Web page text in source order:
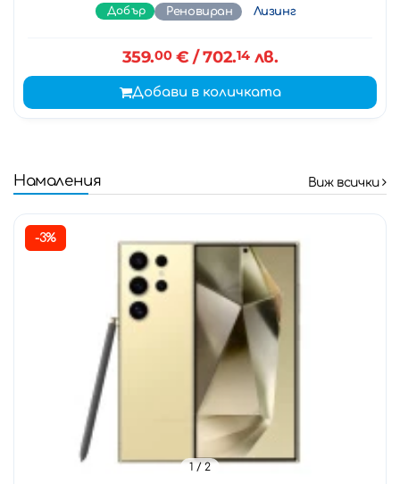
Добър Реновиран Лизинг
359.00€ / 702.14лв.
Добави в количката
Намаления Виж всички
-3%
1 / 2